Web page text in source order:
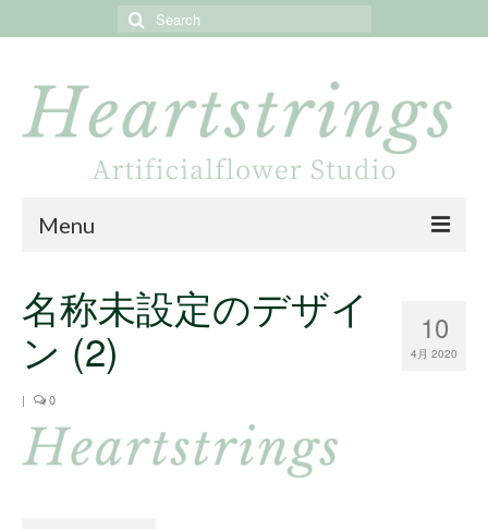
Search
Menu
About
Portfolio
Online shop
10
4月 2020
名称未設定のデザイ
ン (2)
| 0